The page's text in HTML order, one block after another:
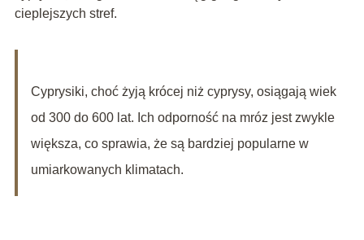
cieplejszych stref.
Cyprysiki, choć żyją krócej niż cyprysy, osiągają wiek
od 300 do 600 lat. Ich odporność na mróz jest zwykle
większa, co sprawia, że są bardziej popularne w
umiarkowanych klimatach.